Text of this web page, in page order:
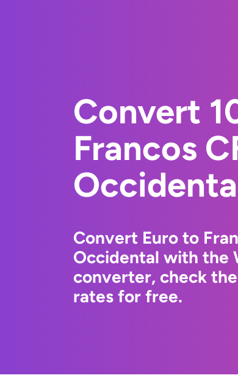
Convert
Francos
Convert Euro to
Occidental with the
converter, check
rates for free.